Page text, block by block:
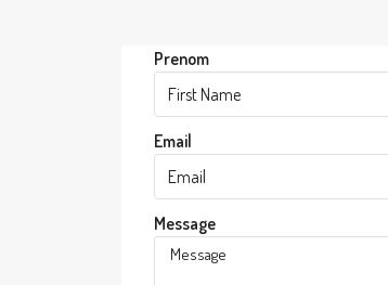
Prenom
Email
Message